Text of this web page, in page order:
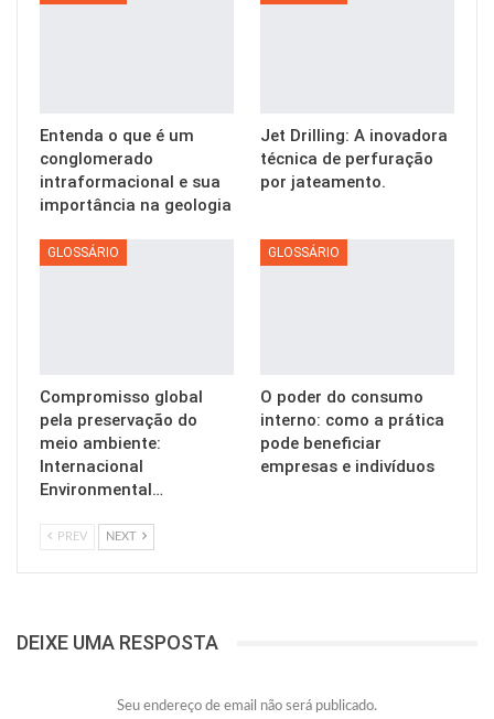
Entenda o que é um
conglomerado
intraformacional e sua
importância na geologia
Jet Drilling: A inovadora
técnica de perfuração
por jateamento.
GLOSSÁRIO
Compromisso global
pela preservação do
meio ambiente:
Internacional
Environmental…
GLOSSÁRIO
O poder do consumo
interno: como a prática
pode beneficiar
empresas e indivíduos
PREV NEXT
DEIXE UMA RESPOSTA
Seu endereço de email não será publicado.